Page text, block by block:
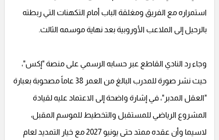
استمراره مع الفريق ومغلقة الباب أمام التكهنات التي ربطته
بالرحيل إلى الملاعب الأوروبية بعد نهاية موسمه الثالث.
وجاء رد النادي القاطع عبر حسابه الرسمي على منصة "إكس"،
حيث نشر صورة للمدرب البالغ من العمر 38 عاماً مصحوبة بعبارة
"العقل المدبر"، في إشارة واضحة إلى الاعتماد عليه لقيادة
المشروع الرياضي للمستقبل والتخطيط للموسم المقبل،
لاسيما وأن عقده ممتد حتى يونيو 2027 مع خيار التمديد لعام